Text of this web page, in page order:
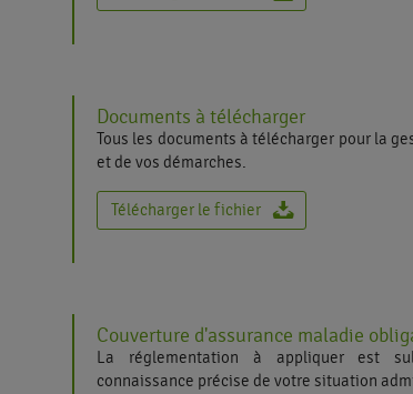
Documents à télécharger
Tous les documents à télécharger pour la
et de vos démarches.
Télécharger le fichier
Couverture d'assurance maladie
La réglementation à appliquer est
connaissance précise de votre situation